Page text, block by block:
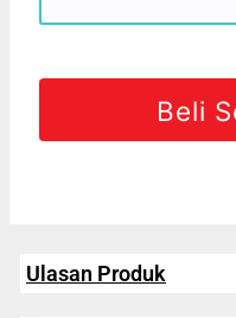
Beli
Ulasan Produk